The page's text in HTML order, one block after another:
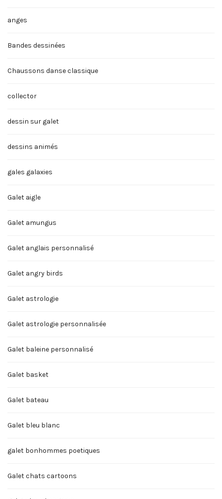
anges
Bandes dessinées
Chaussons danse classique
collector
dessin sur galet
dessins animés
gales galaxies
Galet aigle
Galet amungus
Galet anglais personnalisé
Galet angry birds
Galet astrologie
Galet astrologie personnalisée
Galet baleine personnalisé
Galet basket
Galet bateau
Galet bleu blanc
galet bonhommes poetiques
Galet chats cartoons